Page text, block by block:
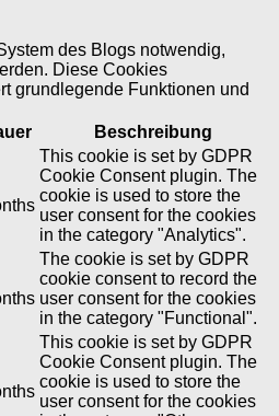
des Blogs notwendig,
Diese Cookies
grundlegende Funktionen und
Beschreibung
This cookie is set by GDPR
Cookie Consent plugin. The
cookie is used to store the
user consent for the cookies
in the category "Analytics".
The cookie is set by GDPR
cookie consent to record the
user consent for the cookies
in the category "Functional".
This cookie is set by GDPR
Cookie Consent plugin. The
cookie is used to store the
user consent for the cookies